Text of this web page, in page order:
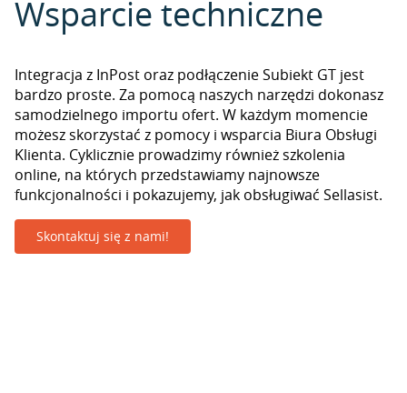
Wsparcie techniczne
Integracja z InPost oraz podłączenie Subiekt GT jest
bardzo proste. Za pomocą naszych narzędzi dokonasz
samodzielnego importu ofert. W każdym momencie
możesz skorzystać z pomocy i wsparcia Biura Obsługi
Klienta. Cyklicznie prowadzimy również szkolenia
online, na których przedstawiamy najnowsze
funkcjonalności i pokazujemy, jak obsługiwać Sellasist.
Skontaktuj się z nami!